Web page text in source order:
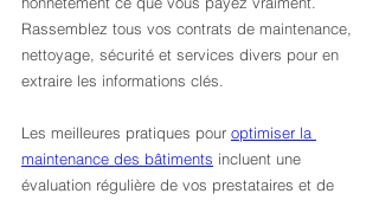
Rassemblez tous vos contrats de maintenance,
nettoyage, sécurité et services divers pour en
extraire les informations clés.
Les meilleures pratiques pour optimiser la
maintenance des bâtiments incluent une
évaluation régulière de vos prestataires et de